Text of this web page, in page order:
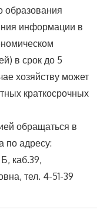
образования
информации в
в срок до 5
хозяйству может
краткосрочных
обращаться в
по адресу:
каб.39,
тел. 4-51-39